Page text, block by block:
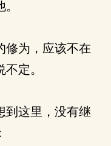
为，应该不在
定。
这里，没有继